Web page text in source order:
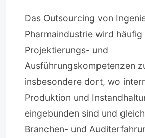
Das Outsourcing von
Pharmaindustrie wird
Projektierungs- und
Ausführungskompetenzen
insbesondere dort, wo
Produktion und
eingebunden sind und
Branchen- und